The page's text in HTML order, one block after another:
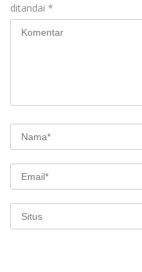
ditandai *